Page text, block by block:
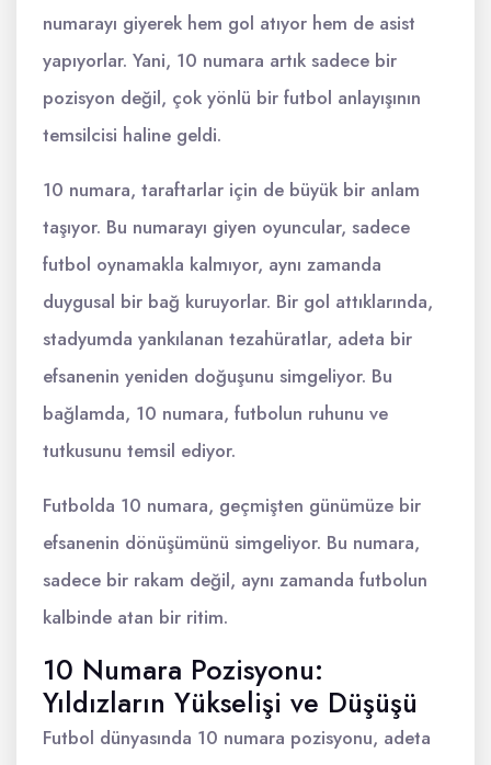
numarayı giyerek hem gol atıyor hem de asist
yapıyorlar. Yani, 10 numara artık sadece bir
pozisyon değil, çok yönlü bir futbol anlayışının
temsilcisi haline geldi.
10 numara, taraftarlar için de büyük bir anlam
taşıyor. Bu numarayı giyen oyuncular, sadece
futbol oynamakla kalmıyor, aynı zamanda
duygusal bir bağ kuruyorlar. Bir gol attıklarında,
stadyumda yankılanan tezahüratlar, adeta bir
efsanenin yeniden doğuşunu simgeliyor. Bu
bağlamda, 10 numara, futbolun ruhunu ve
tutkusunu temsil ediyor.
Futbolda 10 numara, geçmişten günümüze bir
efsanenin dönüşümünü simgeliyor. Bu numara,
sadece bir rakam değil, aynı zamanda futbolun
kalbinde atan bir ritim.
10 Numara Pozisyonu:
Yıldızların Yükselişi ve Düşüşü
Futbol dünyasında 10 numara pozisyonu, adeta